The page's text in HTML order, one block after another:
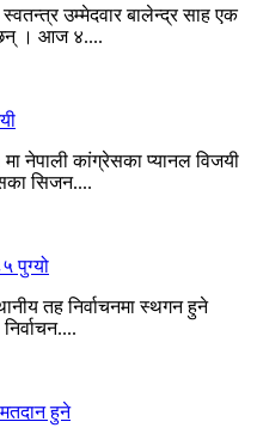
उम्मेदवार बालेन्द्र साह एक
छन् । आज ४....
नेपाली कांग्रेसका प्यानल विजयी
सिजन....
पुग्यो
तह निर्वाचनमा स्थगन हुने
हुने